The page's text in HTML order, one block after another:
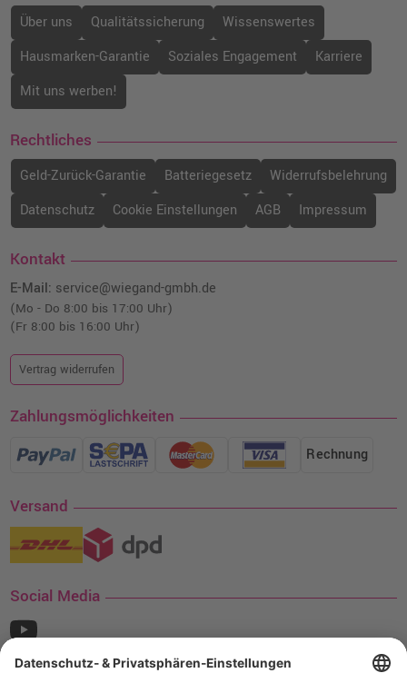
Über uns Qualitätssicherung
Wissenswertes
Hausmarken-Garantie
Soziales Engagement
Karriere
Mit uns werben!
Rechtliches
Geld-Zurück-Garantie Batteriegesetz
Widerrufsbelehrung
Datenschutz
Cookie Einstellungen AGB Impressum
Kontakt
E-Mail: service@wiegand-gmbh.de
(Mo - Do 8:00 bis 17:00 Uhr)
(Fr 8:00 bis 16:00 Uhr)
Vertrag widerrufen
Zahlungsmöglichkeiten
Rechnung
Versand
Social Media
¹ Nur gültig für den Versand innerhalb Deutschlands. Befindet sich ein Warenwert